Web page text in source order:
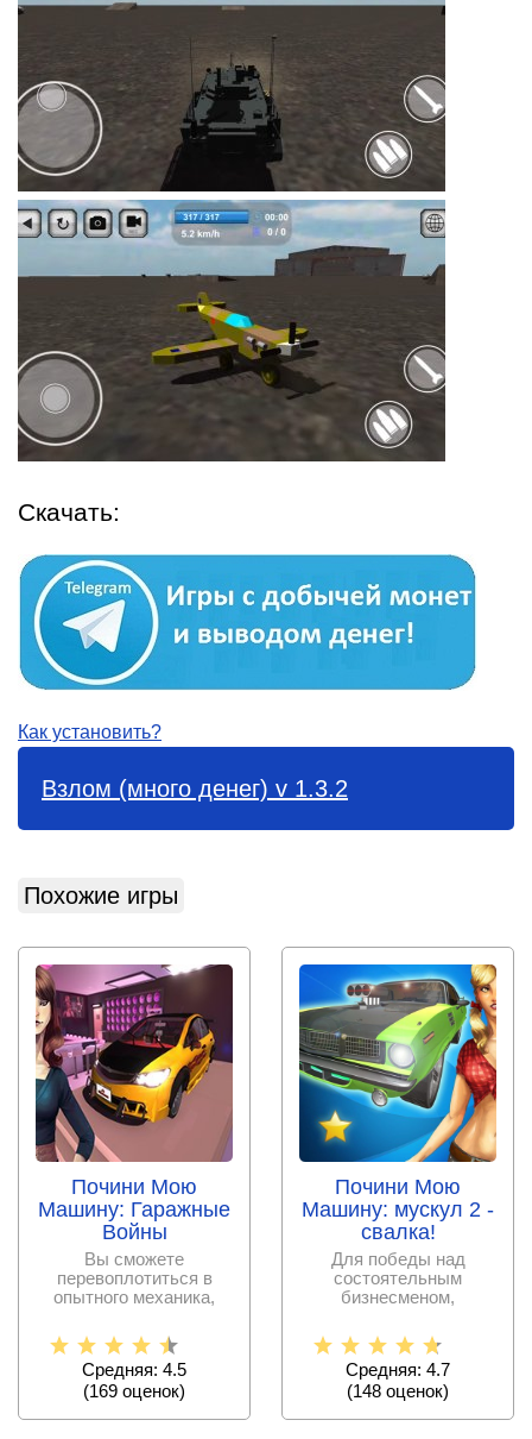
Скачать:
Как установить?
Взлом (много денег) v 1.3.2
Похожие игры
Почини Мою
Машину: Гаражные
Войны
Вы сможете
перевоплотиться в
опытного механика,
любой старой машины
Средняя: 4.5
(169 оценок)
Почини Мою
Машину: мускул 2 -
свалка!
Для победы над
состоятельным
бизнесменом,
перекупить у
владельца свалку,
Средняя: 4.7
(148 оценок)